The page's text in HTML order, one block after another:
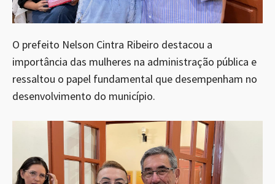
O prefeito Nelson Cintra Ribeiro destacou a
importância das mulheres na administração pública e
ressaltou o papel fundamental que desempenham no
desenvolvimento do município.